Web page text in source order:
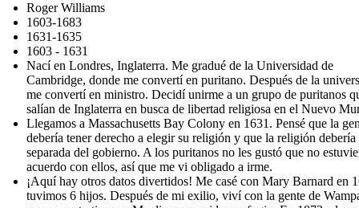
Roger Williams
1603-1683
1631-1635
1603 - 1631
Nací en Londres, Inglaterra. Me gradué de la Universidad de
Cambridge, donde me convertí en puritano. Después de la
me convertí en ministro. Decidí unirme a un grupo de puritanos
salían de Inglaterra en busca de libertad religiosa en el Nuevo
Llegamos a Massachusetts Bay Colony en 1631. Pensé que la
debería tener derecho a elegir su religión y que la religión debería
separada del gobierno. A los puritanos no les gustó que no
acuerdo con ellos, así que me vi obligado a irme.
¡Aquí hay otros datos divertidos! Me casé con Mary Barnard en
tuvimos 6 hijos. Después de mi exilio, viví con la gente de